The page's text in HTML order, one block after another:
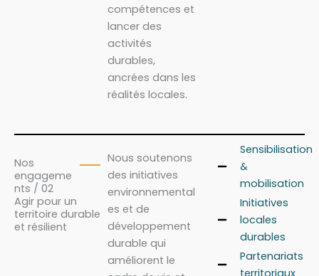
compétences et
lancer des
activités
durables,
ancrées dans les
réalités locales.
Nos
engageme
nts / 02
Agir pour un
territoire durable
et résilient
Nous soutenons
des initiatives
environnemental
es et de
développement
durable qui
améliorent le
Sensibilisation
&
mobilisation
Initiatives
locales
durables
Partenariats